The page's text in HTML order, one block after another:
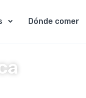
Dónde comer